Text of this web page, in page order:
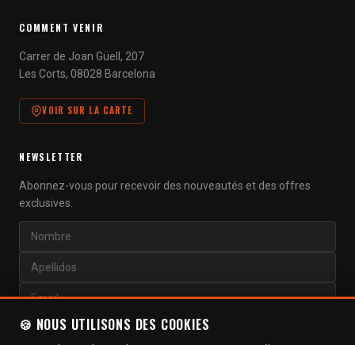
COMMENT VENIR
Carrer de Joan Güell, 207
Les Corts, 08028 Barcelona
VOIR SUR LA CARTE
NEWSLETTER
Abonnez-vous pour recevoir des nouveautés et des offres
exclusives.
S'ABONNER
🍪 NOUS UTILISONS DES COOKIES